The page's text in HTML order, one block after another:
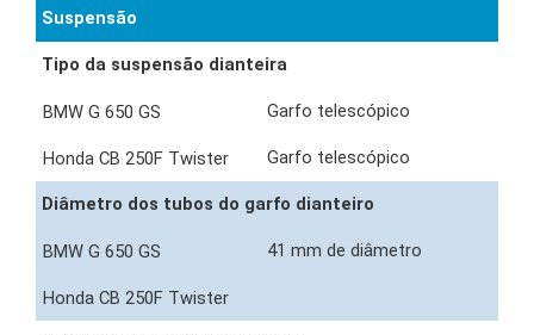
Suspensão
Tipo da suspensão dianteira
Garfo telescópico
Garfo telescópico
Diâmetro dos tubos do garfo dianteiro
41 mm de diâmetro